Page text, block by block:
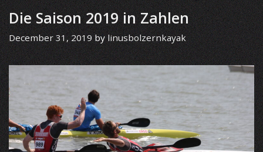
Die Saison 2019 in Zahlen
December 31, 2019 bylinusbolzernkayak